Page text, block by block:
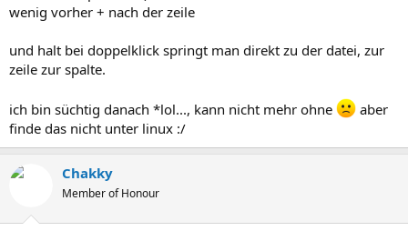
wenig vorher + nach der zeile
und halt bei doppelklick springt man direkt zu der datei, zur
zeile zur spalte.
ich bin süchtig danach *lol..., kann nicht mehr ohne
aber
finde das nicht unter linux :/
Chakky
Member of Honour